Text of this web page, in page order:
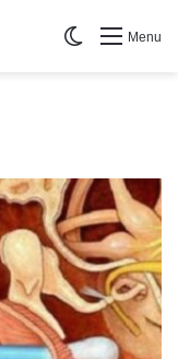
Menu
Switch skin